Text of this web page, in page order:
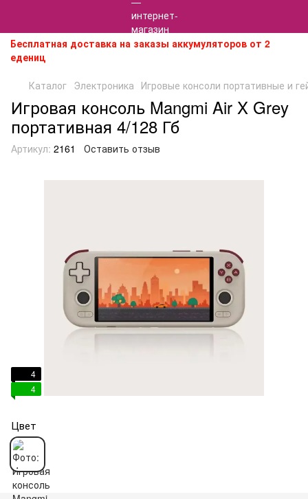
Бесплатная доставка на заказы аккумуляторов от 2
едениц
Каталог Электроника Игровые консоли портативные и
Игровая консоль Mangmi Air X Grey
портативная 4/128 Гб
Артикул: 2161 Оставить отзыв
4
4
Цвет